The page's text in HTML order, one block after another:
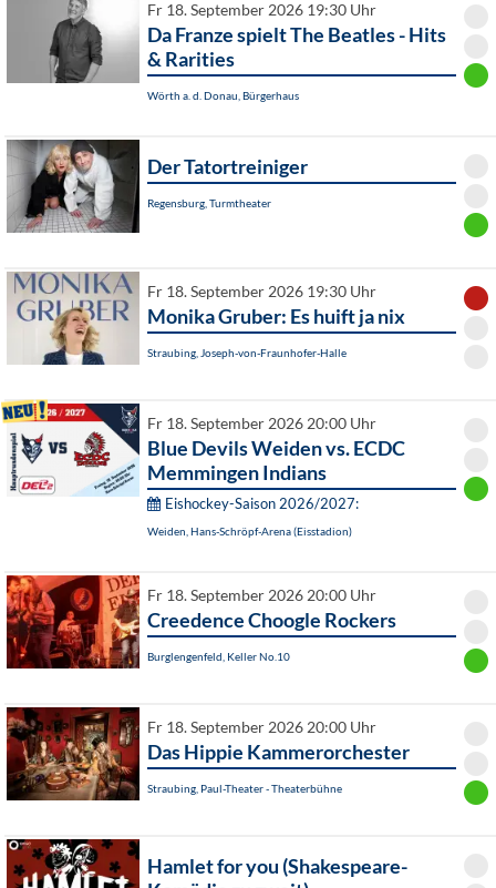
Fr 18. September 2026 19:30 Uhr
Da Franze spielt The Beatles - Hits
& Rarities
Wörth a. d. Donau, Bürgerhaus
Der Tatortreiniger
Regensburg, Turmtheater
Fr 18. September 2026 19:30 Uhr
Monika Gruber: Es huift ja nix
Straubing, Joseph-von-Fraunhofer-Halle
Fr 18. September 2026 20:00 Uhr
Blue Devils Weiden vs. ECDC
Memmingen Indians
Eishockey-Saison 2026/2027:
Weiden, Hans-Schröpf-Arena (Eisstadion)
Fr 18. September 2026 20:00 Uhr
Creedence Choogle Rockers
Burglengenfeld, Keller No.10
Fr 18. September 2026 20:00 Uhr
Das Hippie Kammerorchester
Straubing, Paul-Theater - Theaterbühne
Hamlet for you (Shakespeare-